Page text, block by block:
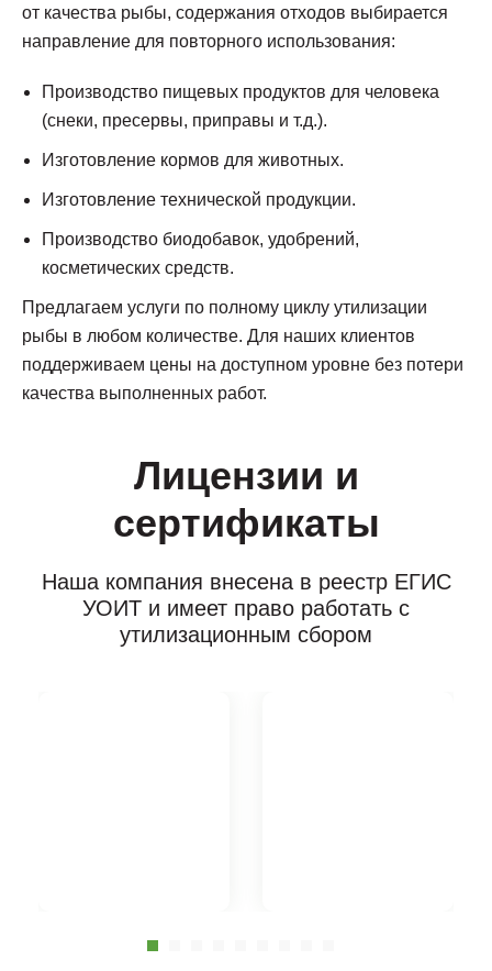
от качества рыбы, содержания отходов выбирается
направление для повторного использования:
Производство пищевых продуктов для человека
(снеки, пресервы, приправы и т.д.).
Изготовление кормов для животных.
Изготовление технической продукции.
Производство биодобавок, удобрений,
косметических средств.
Предлагаем услуги по полному циклу утилизации
рыбы в любом количестве. Для наших клиентов
поддерживаем цены на доступном уровне без потери
качества выполненных работ.
Лицензии и
сертификаты
Наша компания внесена в реестр ЕГИС
УОИТ и имеет право работать с
утилизационным сбором